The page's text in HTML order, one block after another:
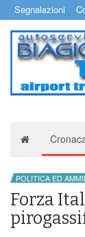
Segnalazioni
POLITICA ED
Forza